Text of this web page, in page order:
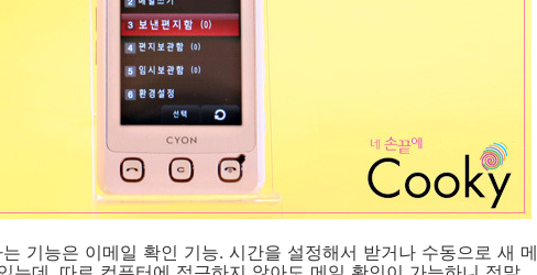
기능은 이메일 확인 기능. 시간을 설정해서 받거나 수동으로 새 메